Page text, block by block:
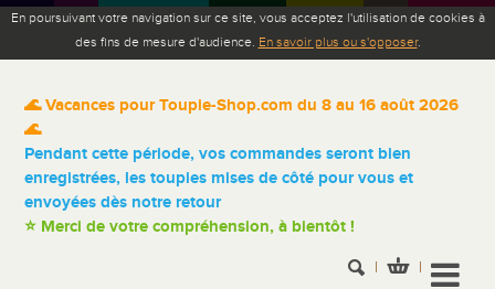
En poursuivant votre navigation sur ce site, vous acceptez l'utilisation de cookies à
des fins de mesure d'audience. En savoir plus ou s'opposer.
🌊 Vacances pour Toupie-Shop.com du 8 au 16 août 2026
🌊
Pendant cette période, vos commandes seront bien
enregistrées, les toupies mises de côté pour vous et
envoyées dès notre retour
⭐ Merci de votre compréhension, à bientôt !